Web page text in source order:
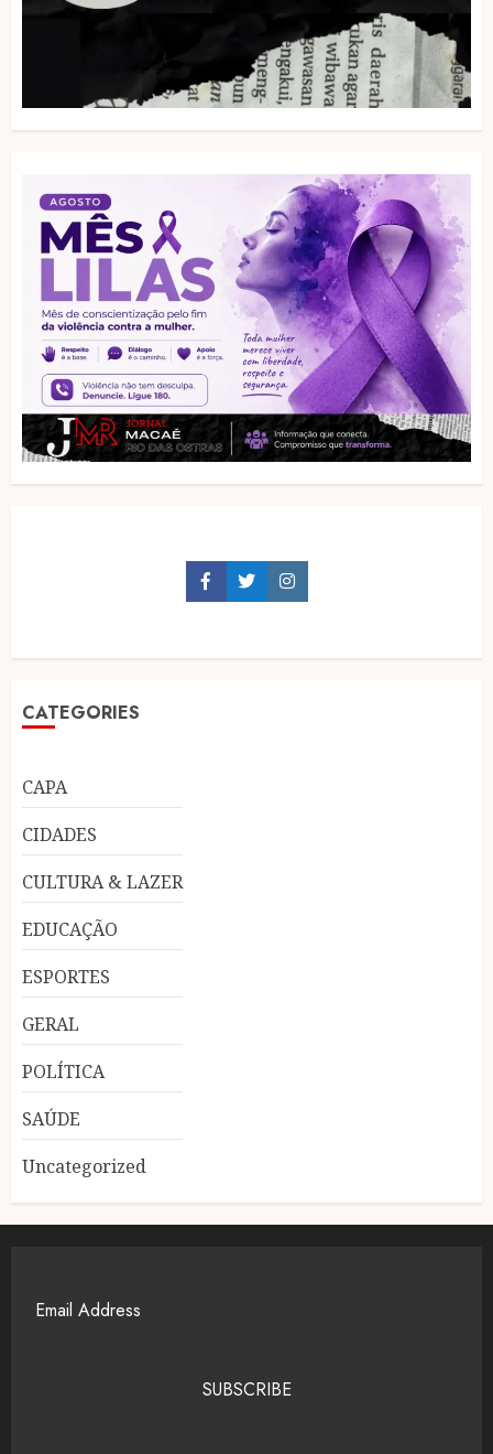
FacebookTwitterInstagram
CATEGORIES
CAPA
CIDADES
CULTURA & LAZER
EDUCAÇÃO
ESPORTES
GERAL
POLÍTICA
SAÚDE
Uncategorized
SUBSCRIBE